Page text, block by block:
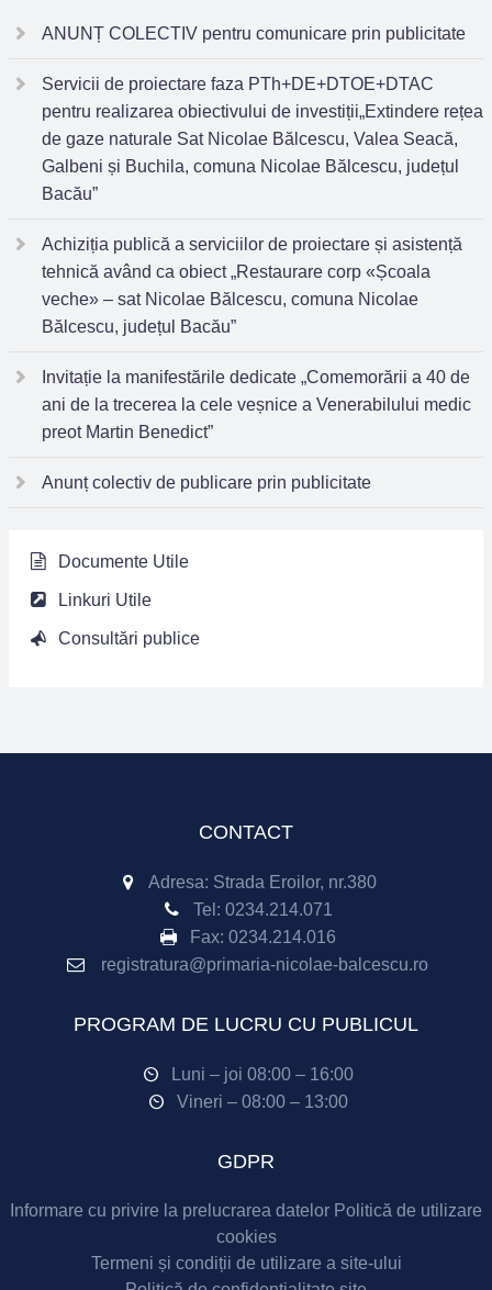
ANUNȚ COLECTIV pentru comunicare prin publicitate
Servicii de proiectare faza PTh+DE+DTOE+DTAC
pentru realizarea obiectivului de investiții„Extindere rețea
de gaze naturale Sat Nicolae Bălcescu, Valea Seacă,
Galbeni și Buchila, comuna Nicolae Bălcescu, județul
Bacău”
Achiziția publică a serviciilor de proiectare și asistență
tehnică având ca obiect „Restaurare corp «Școala
veche» – sat Nicolae Bălcescu, comuna Nicolae
Bălcescu, județul Bacău”
Invitație la manifestările dedicate „Comemorării a 40 de
ani de la trecerea la cele veșnice a Venerabilului medic
preot Martin Benedict”
Anunț colectiv de publicare prin publicitate
Documente Utile
Linkuri Utile
Consultări publice
CONTACT
Adresa: Strada Eroilor, nr.380
Tel: 0234.214.071
Fax: 0234.214.016
registratura@primaria-nicolae-balcescu.ro
PROGRAM DE LUCRU CU PUBLICUL
Luni – joi 08:00 – 16:00
Vineri – 08:00 – 13:00
GDPR
Informare cu privire la prelucrarea datelor Politică de utilizare
cookies
Termeni și condiții de utilizare a site-ului